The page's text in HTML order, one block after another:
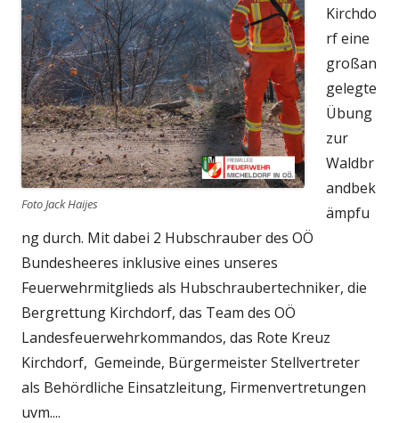
Foto Jack Haijes
Kirchdo
rf eine
großan
gelegte
Übung
zur
Waldbr
andbek
ämpfu
ng durch. Mit dabei 2 Hubschrauber des OÖ
Bundesheeres inklusive eines unseres
Feuerwehrmitglieds als Hubschraubertechniker, die
Bergrettung Kirchdorf, das Team des OÖ
Landesfeuerwehrkommandos, das Rote Kreuz
Kirchdorf, Gemeinde, Bürgermeister Stellvertreter
als Behördliche Einsatzleitung, Firmenvertretungen
uvm....